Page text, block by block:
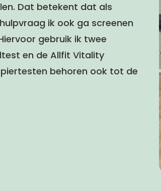
Dat betekent dat als
ik ook ga screenen
gebruik ik twee
en de Allfit Vitality
behoren ook tot de